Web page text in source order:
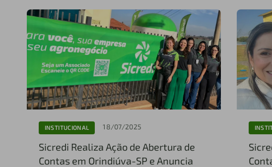
INSTITUCIONAL 18/07/2025
Sicredi Realiza Ação de Abertura de
Contas em Orindiúva-SP e Anuncia